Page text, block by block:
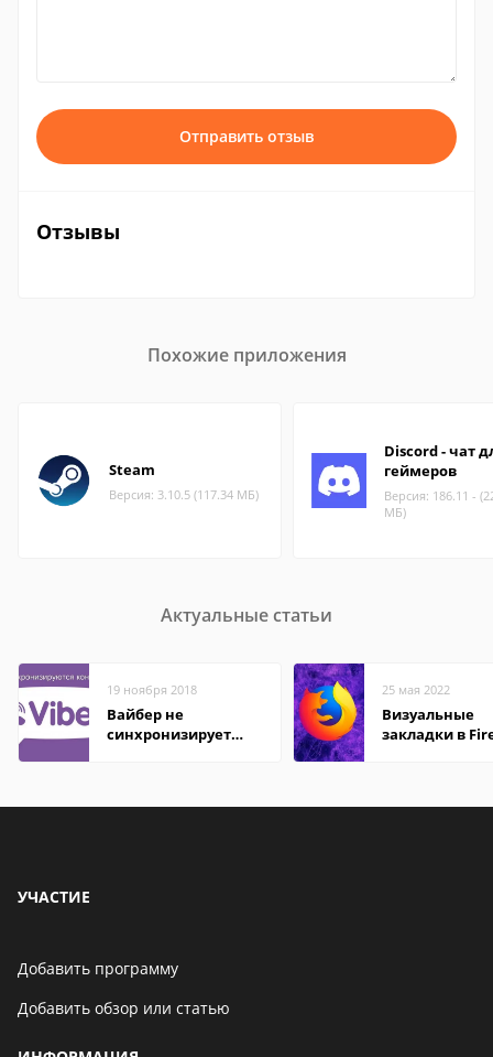
Отправить отзыв
Отзывы
Похожие приложения
Steam
Версия: 3.10.5 (117.34 МБ)
Discord - чат
геймеров
Версия: 186.11 -
МБ)
Актуальные статьи
19 ноября 2018
Вайбер не
синхронизирует
25 мая 2022
Визуальные
закладки в
УЧАСТИЕ
Добавить программу
Добавить обзор или статью